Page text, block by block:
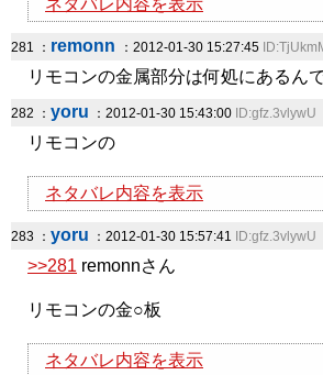
ネタバレ内容を表示
281 ： remonn ：2012-01-30 15:27:45
リモコンの金属部分は何処にあるん
282 ： yoru ：2012-01-30 15:43:00 ID:gfz.3vlywU
リモコンの
ネタバレ内容を表示
283 ： yoru ：2012-01-30 15:57:41 ID:gfz.3vlywU
>>281 remonnさん
リモコンの金○板
ネタバレ内容を表示